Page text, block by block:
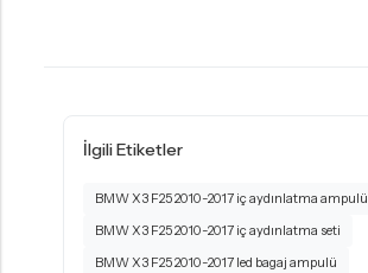
İlgili Etiketler
BMW X3 F25 2010-2017 iç aydınlatma ampulü
BMW X3 F25 2010-2017 iç aydınlatma seti
BMW X3 F25 2010-2017 led bagaj ampulü